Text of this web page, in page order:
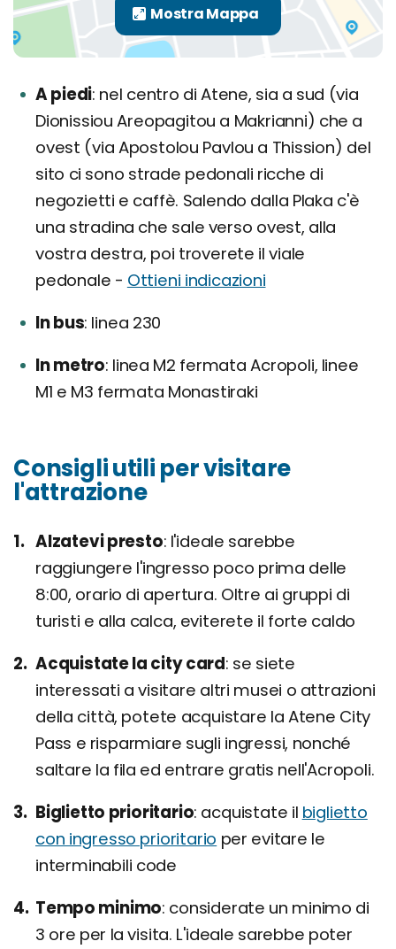
A piedi nel centro di Atene, sia a sud (via
Dionissiou Areopagitou a Makrianni) che a
ovest (via Apostolou Pavlou a Thission) del
sito ci sono strade pedonali ricche di
negozietti e caffè. Salendo dalla Plaka c'è
una stradina che sale verso ovest, alla
vostra destra, poi troverete il viale
pedonale - Ottieni indicazioni
In bus linea 230
In metro linea M2 fermata Acropoli, linee
M1 e M3 fermata Monastiraki
Consigli utili per visitare
l'attrazione
Alzatevi presto l'ideale sarebbe
raggiungere l'ingresso poco prima delle
8:00, orario di apertura. Oltre ai gruppi di
turisti e alla calca, eviterete il forte caldo
Acquistate la city card se siete
interessati a visitare altri musei o attrazioni
della città, potete acquistare la Atene City
Pass e risparmiare sugli ingressi, nonché
saltare la fila ed entrare gratis nell'Acropoli.
Biglietto prioritario acquistate il biglietto
con ingresso prioritario per evitare le
interminabili code
Tempo minimo considerate un minimo di
3 ore per la visita. L'ideale sarebbe poter